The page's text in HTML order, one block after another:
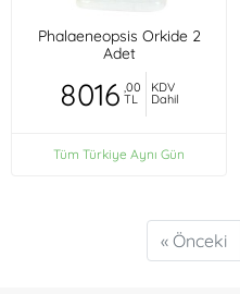
Phalaeneopsis Orkide 2
Adet
8016 ,00
TL
KDV
Dahil
Tüm Türkiye Aynı Gün
« Önceki